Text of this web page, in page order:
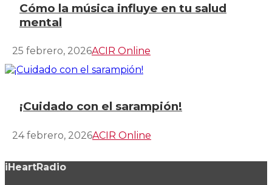
Cómo la música influye en tu salud
mental
25 febrero, 2026ACIR Online
¡Cuidado con el sarampión!
24 febrero, 2026ACIR Online
iHeartRadio